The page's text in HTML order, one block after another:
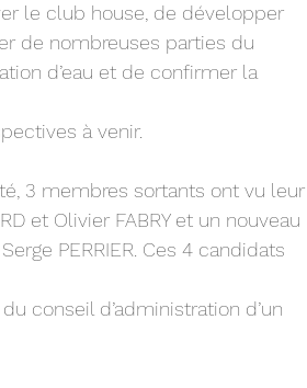
le club house, de développer
de nombreuses parties du
d’eau et de confirmer la
à venir.
3 membres sortants ont vu leur
et Olivier FABRY et un nouveau
PERRIER. Ces 4 candidats
conseil d’administration d’un